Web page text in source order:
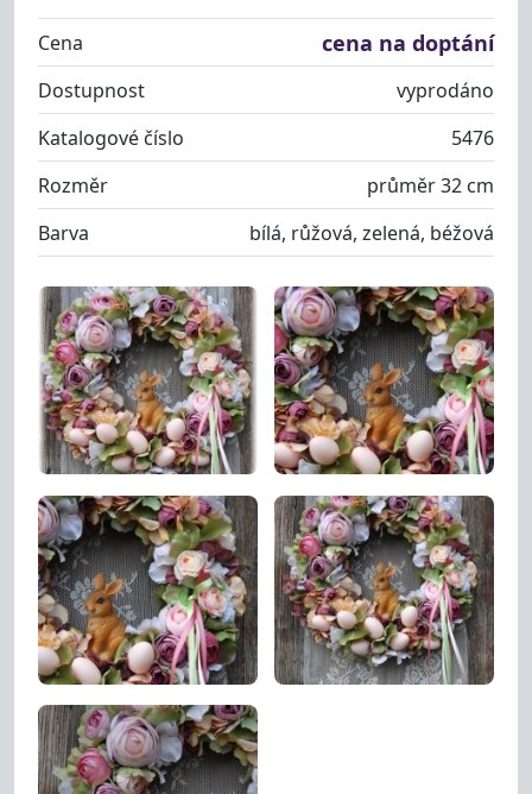
Cena cena na doptání
Dostupnost
vyprodáno
Katalogové číslo
5476
Rozměr
průměr 32 cm
Barva
bílá, růžová, zelená, béžová